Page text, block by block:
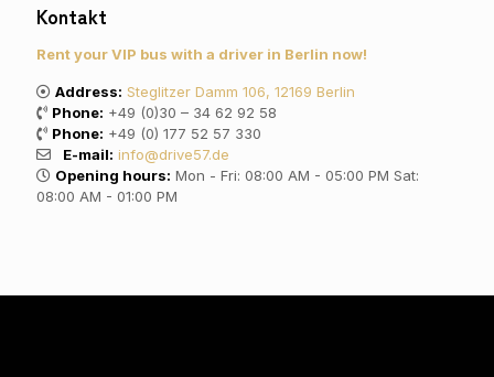
Kontakt
Rent your VIP bus with a driver in Berlin now!
Address: Steglitzer Damm 106, 12169 Berlin
Phone: +49 (0)30 – 34 62 92 58
Phone: +49 (0) 177 52 57 330
E-mail: info@drive57.de
Opening hours: Mon - Fri: 08:00 AM - 05:00 PM Sat:
08:00 AM - 01:00 PM